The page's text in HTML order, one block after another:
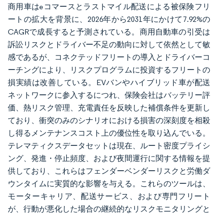
商用車はeコマースとラストマイル配送による被保険フリ
ートの拡大を背景に、2026年から2031年にかけて7.92%の
CAGRで成長すると予測されている。商用自動車の引受は
訴訟リスクとドライバー不足の動向に対して依然として敏
感であるが、コネクテッドフリートの導入とドライバーコ
ーチングにより、リスクプログラムに投資するフリートの
損実績は改善している。EVバンやハイブリッド車が配送
ネットワークに参入するにつれ、保険会社はバッテリー評
価、熱リスク管理、充電責任を反映した補償条件を更新し
ており、衝突のみのシナリオにおける損害の深刻度を相殺
し得るメンテナンスコスト上の優位性を取り込んでいる。
テレマティクスデータセットは現在、ルート密度プライシ
ング、発進・停止頻度、および夜間運行に関する情報を提
供しており、これらはフェンダーベンダーリスクと労働ダ
ウンタイムに実質的な影響を与える。これらのツールは、
モーターキャリア、配送サービス、および専門フリート
が、行動が悪化した場合の継続的なリスクモニタリングと